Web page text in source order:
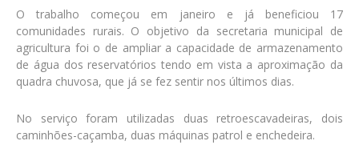
O trabalho começou em janeiro e já beneficiou 17
comunidades rurais. O objetivo da secretaria municipal de
agricultura foi o de ampliar a capacidade de armazenamento
de água dos reservatórios tendo em vista a aproximação da
quadra chuvosa, que já se fez sentir nos últimos dias.
No serviço foram utilizadas duas retroescavadeiras, dois
caminhões-caçamba, duas máquinas patrol e enchedeira.